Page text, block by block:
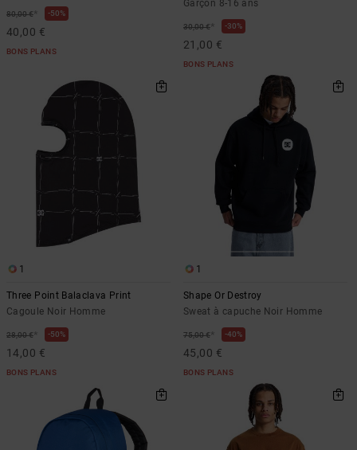
80,00 €* 50%
40,00 €
BONS PLANS
Garçon 8-16 ans
30,00 €* 30%
21,00 €
BONS PLANS
1
Three Point Balaclava Print
Cagoule Noir Homme
28,00 €* 50%
14,00 €
BONS PLANS
1
Shape Or Destroy
Sweat à capuche Noir Homme
75,00 €* 40%
45,00 €
BONS PLANS